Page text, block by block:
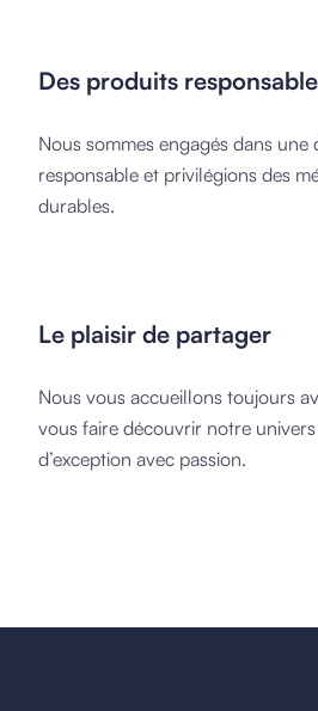
Des produits
Nous sommes engagés dans une
responsable et privilégions des
durables.
Le plaisir de partager
Nous vous accueillons toujours
vous faire découvrir notre
d’exception avec passion.